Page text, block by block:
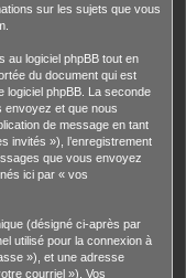
sur les sujets que vous
au logiciel phpBB tout en
du document qui est
logiciel phpBB. La seconde
envoyez et que nous
de message en tant
invités »), l’enregistrement
que vous envoyez
ici par « vos
(désigné ci-après par
utilisé pour la connexion à
»), et une adresse
courriel »). Vos